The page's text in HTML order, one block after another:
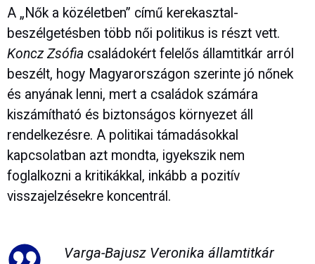
A „Nők a közéletben” című kerekasztal-
beszélgetésben több női politikus is részt vett.
Koncz Zsófia családokért felelős államtitkár arról
beszélt, hogy Magyarországon szerinte jó nőnek
és anyának lenni, mert a családok számára
kiszámítható és biztonságos környezet áll
rendelkezésre. A politikai támadásokkal
kapcsolatban azt mondta, igyekszik nem
foglalkozni a kritikákkal, inkább a pozitív
visszajelzésekre koncentrál.
Varga-Bajusz Veronika államtitkár